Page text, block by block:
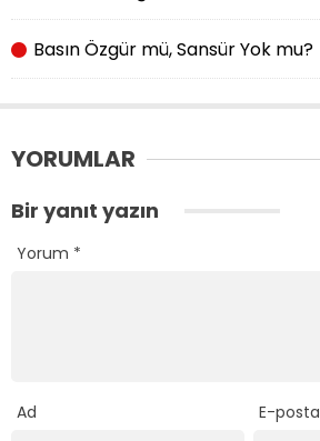
Basın Özgür mü, Sansür Yok mu?
YORUMLAR
Bir yanıt yazın
Yorum *
Ad E-posta